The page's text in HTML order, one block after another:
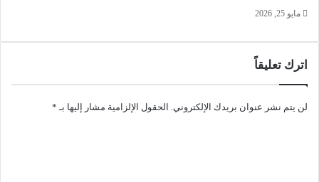
مايو 25, 2026
اترك تعليقاً
لن يتم نشر عنوان بريدك الإلكتروني. الحقول الإلزامية مشار إليها بـ *